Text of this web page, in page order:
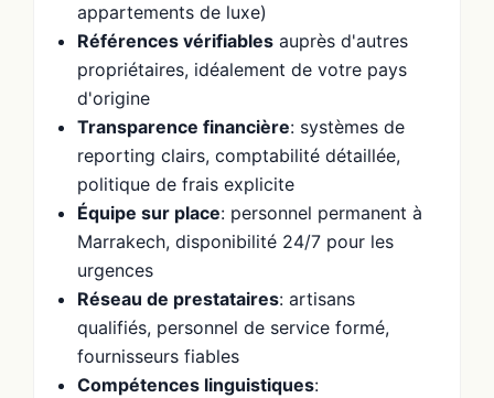
appartements de luxe)
Références vérifiables auprès d'autres
propriétaires, idéalement de votre pays
d'origine
Transparence financière: systèmes de
reporting clairs, comptabilité détaillée,
politique de frais explicite
Équipe sur place: personnel permanent à
Marrakech, disponibilité 24/7 pour les
urgences
Réseau de prestataires: artisans
qualifiés, personnel de service formé,
fournisseurs fiables
Compétences linguistiques: